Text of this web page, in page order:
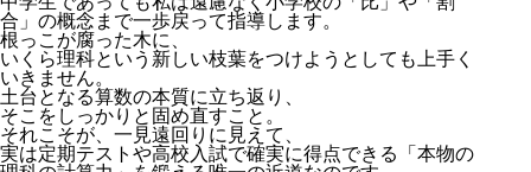
合」の概念まで一歩戻って指導します。
根っこが腐った木に、
いくら理科という新しい枝葉をつけようとしても上手く
いきません。
土台となる算数の本質に立ち返り、
そこをしっかりと固め直すこと。
それこそが、一見遠回りに見えて、
実は定期テストや高校入試で確実に得点できる「本物の